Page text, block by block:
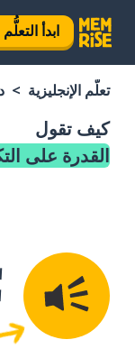
ابدأ التعلُّم
تعلَّم الإنجليزية
كيف تقول
القدرة على